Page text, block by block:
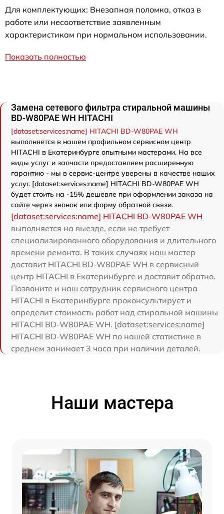
Для комплектующих: Внезапная поломка, отказ в
работе или несоответствие заявленным
характеристикам при нормальном использовании.
Показать полностью
Замена сетевого фильтра стиральной машины
BD-W80PAE WH HITACHI
[dataset:services:name] HITACHI BD-W80PAE WH
выполняется в нашем профильном сервисном центр
HITACHI в Екатеринбурге опытными мастерами. На все
виды услуг и запчасти предоставляем расширенную
гарантию - мы в сервис-центре уверены в качестве наших
услуг. [dataset:services:name] HITACHI BD-W80PAE WH
будет стоить на -15% дешевле при оформлении заказа на
сайте через звонок или форму обратной связи.
[dataset:services:name] HITACHI BD-W80PAE WH
выполняется на выезде, если не требует
специализированного оборудования и длительного
времени ремонта. В таких случаях наш мастер
доставит HITACHI BD-W80PAE WH в сервисный
центр HITACHI в Екатеринбурге и доставит обратно.
Позвоните и наш сотрудник сервисного центра
HITACHI в Екатеринбурге проконсультирует и
определит стоимость работ над стиральной машины
HITACHI BD-W80PAE WH. [dataset:services:name]
HITACHI BD-W80PAE WH по нашей статистике в
среднем занимает 3 часа при наличии деталей.
Наши мастера